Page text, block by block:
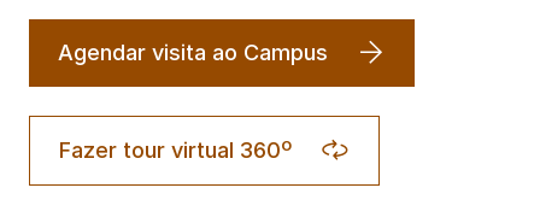
Agendar visita ao Campus
Fazer tour virtual 360º